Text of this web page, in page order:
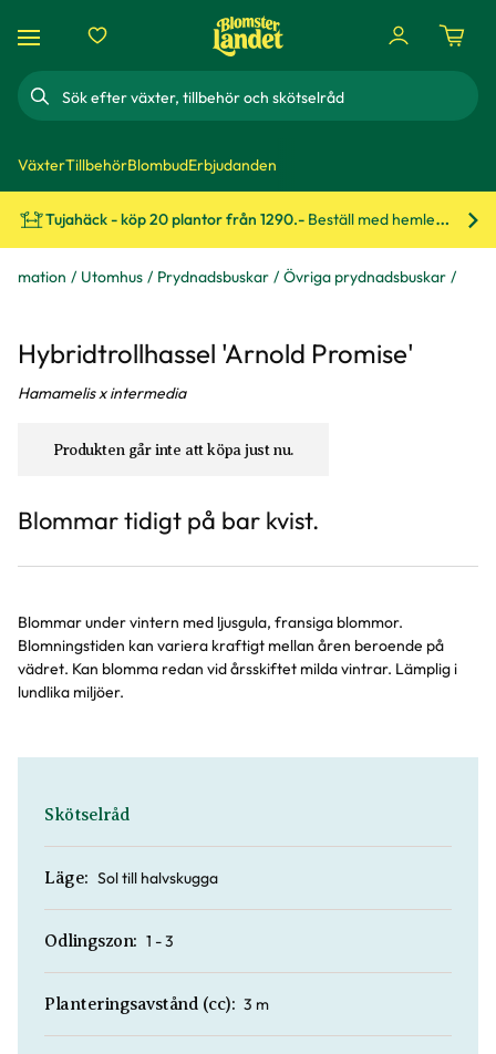
Sök
VäxterTillbehörBlombudErbjudanden
Tujahäck - köp 20 plantor från 1290.- Beställ med hemleverans!
Utomhus Prydnadsbuskar Övriga prydnadsbuskar
Hybridtrollhassel 'Arnold Promise'
Hamamelis x intermedia
Produkten går inte att köpa just nu.
Blommar tidigt på bar kvist.
Blommar under vintern med ljusgula, fransiga blommor.
Blomningstiden kan variera kraftigt mellan åren beroende på
vädret. Kan blomma redan vid årsskiftet milda vintrar. Lämplig i
lundlika miljöer.
Skötselråd
Läge: Sol till halvskugga
Odlingszon: 1 - 3
Planteringsavstånd (cc): 3 m